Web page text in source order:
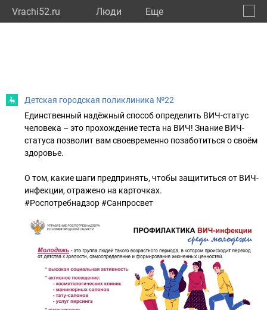
Vrachi52.ru Люди Eще
Детская городская поликлиника №22
Единственный надёжный способ определить ВИЧ-статус
человека – это прохождение теста на ВИЧ! Знание ВИЧ-
статуса позволит вам своевременно позаботиться о своём
здоровье.
О том, какие шаги предпринять, чтобы защититься от ВИЧ-
инфекции, отражено на карточках.
#Роспотребнадзор #Санпросвет